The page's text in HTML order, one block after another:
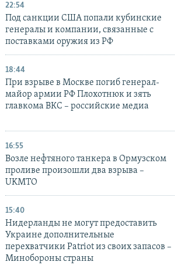
22:54
Под санкции США попали кубинские
генералы и компании, связанные с
поставками оружия из РФ
18:44
При взрыве в Москве погиб генерал-
майор армии РФ Плохотнюк и зять
главкома ВКС – российские медиа
16:55
Возле нефтяного танкера в Ормузском
проливе произошли два взрыва –
UKMTO
15:40
Нидерланды не могут предоставить
Украине дополнительные
перехватчики Patriot из своих запасов –
Минобороны страны